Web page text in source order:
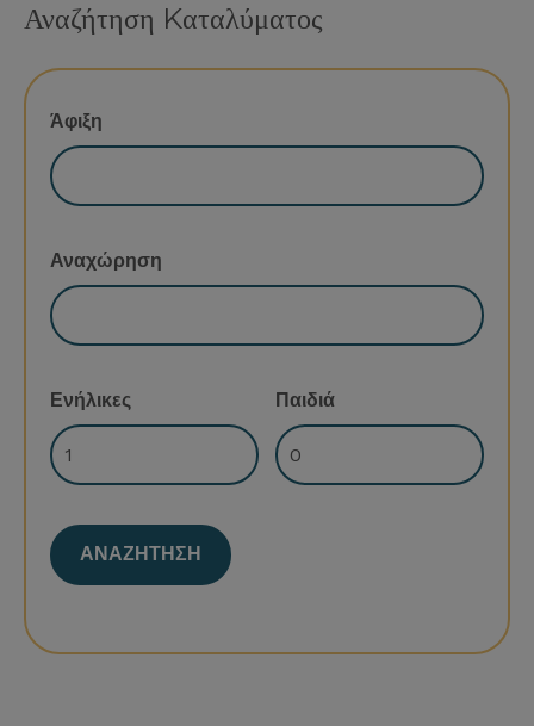
Αναζήτηση Kαταλύματος
Άφιξη
Αναχώρηση
Ενήλικες Παιδιά